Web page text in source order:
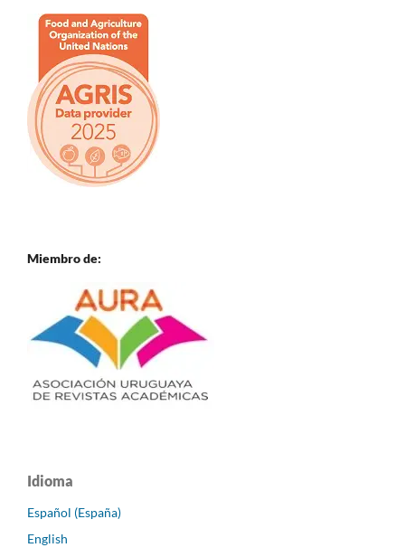
Miembro de:
Idioma
Español (España)
English